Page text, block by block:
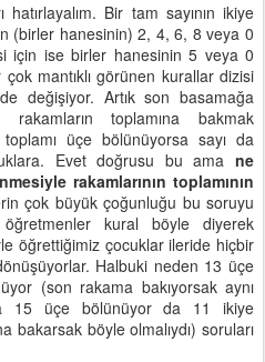
hatırlayalım. Bir tam sayının ikiye
(birler hanesinin) 2, 4, 6, 8 veya 0
için ise birler hanesinin 5 veya 0
mantıklı görünen kurallar dizisi
değişiyor. Artık son basamağa
toplamına bakmak
üçe bölünüyorsa sayı da
Evet doğrusu bu ama ne
rakamlarının toplamının
çok büyük çoğunluğu bu soruyu
kural böyle diyerek
öğrettiğimiz çocuklar ileride hiçbir
Halbuki neden 13 üçe
(son rakama bakıyorsak aynı
15 üçe bölünüyor da 11 ikiye
bakarsak böyle olmalıydı) soruları